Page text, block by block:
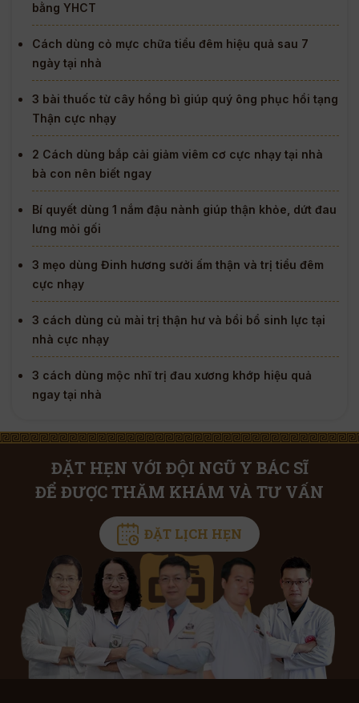
bằng YHCT
Cách dùng cỏ mực chữa tiểu đêm hiệu quả sau 7
ngày tại nhà
3 bài thuốc từ cây hồng bì giúp quý ông phục hồi tạng
Thận cực nhạy
2 Cách dùng bắp cải giảm viêm cơ cực nhạy tại nhà
bà con nên biết ngay
Bí quyết dùng 1 nắm đậu nành giúp thận khỏe, dứt đau
lưng mỏi gối
3 mẹo dùng Đinh hương sưởi ấm thận và trị tiểu đêm
cực nhạy
3 cách dùng củ mài trị thận hư và bồi bổ sinh lực tại
nhà cực nhạy
3 cách dùng mộc nhĩ trị đau xương khớp hiệu quả
ngay tại nhà
ĐẶT HẸN VỚI ĐỘI NGŨ Y BÁC SĨ
ĐỂ ĐƯỢC THĂM KHÁM VÀ TƯ VẤN
ĐẶT LỊCH HẸN